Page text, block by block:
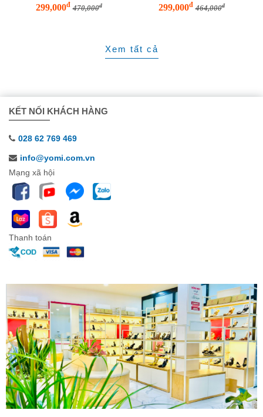
299,000đ 470,000đ
299,000đ 464,000đ
Xem tất cả
KẾT NỐI KHÁCH HÀNG
028 62 769 469
info@yomi.com.vn
Mạng xã hội
Thanh toán